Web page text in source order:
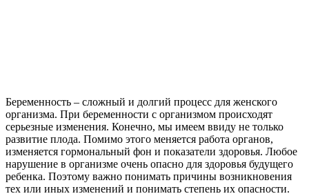
Беременность – сложный и долгий процесс для женского
организма. При беременности с организмом происходят
серьезные изменения. Конечно, мы имеем ввиду не только
развитие плода. Помимо этого меняется работа органов,
изменяется гормональный фон и показатели здоровья. Любое
нарушение в организме очень опасно для здоровья будущего
ребенка. Поэтому важно понимать причины возникновения
тех или иных изменений и понимать степень их опасности.